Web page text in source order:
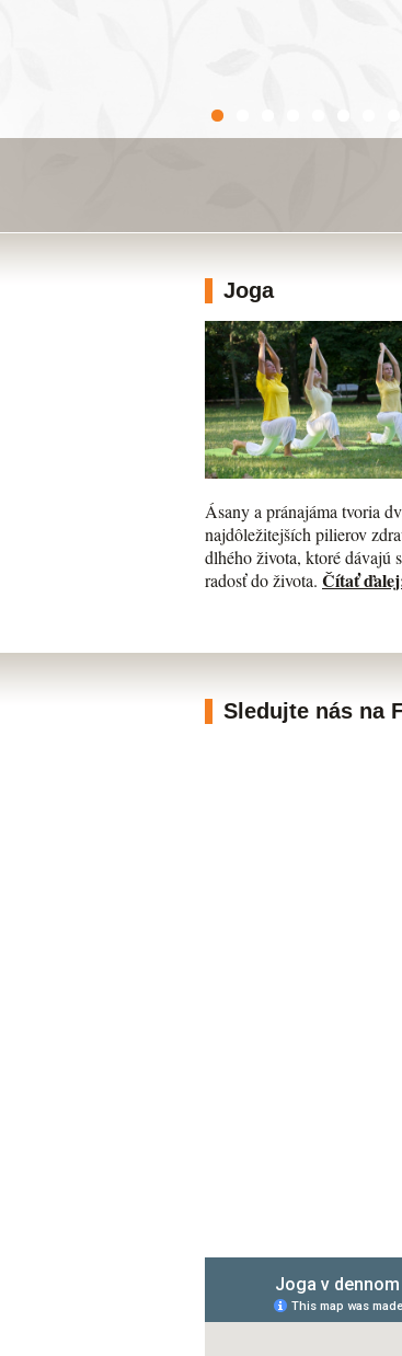
Joga
Ásany a pránajáma tvoria
najdôležitejších pilierov
dlhého života, ktoré dávajú
radosť do života. Čítať
Sledujte nás na